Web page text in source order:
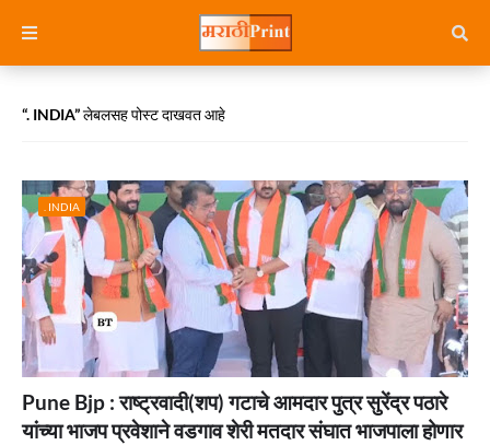
. INDIA लेबलसह पोस्ट दाखवत आहे
. INDIA
Pune Bjp : राष्ट्रवादी(शप) गटाचे आमदार पुत्र सुरेंद्र पठारे
यांच्या भाजप प्रवेशाने वडगाव शेरी मतदार संघात भाजपाला होणार